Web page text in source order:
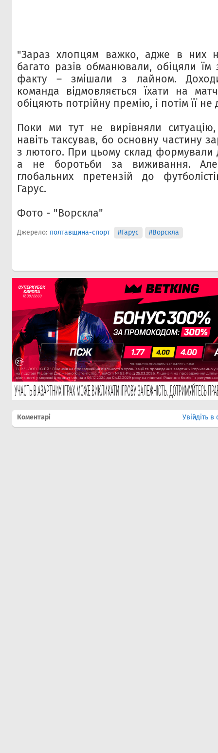
"Зараз хлопцям важко, адже в них
багато разів обманювали, обіцяли їм
факту – змішали з лайном.
команда відмовляється їхати на
обіцяють потрійну премію, і потім її не
Поки ми тут не вирівняли
навіть таксував, бо основну частину
з лютого. При цьому склад формували
а не боротьби за виживання.
глобальних претензій до
Гарус.
Фото - "Ворскла"
Джерело: полтавщина-спорт #Гарус #Ворскла
Коментарі Увійдіть в